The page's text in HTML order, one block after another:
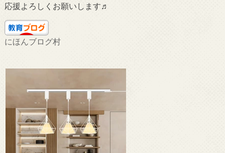
応援よろしくお願いします♬
にほんブログ村